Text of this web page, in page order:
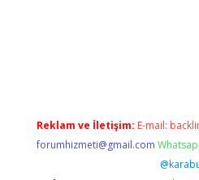
Reklam ve İletişim: E-mail:
forumhizmeti@gmail.com